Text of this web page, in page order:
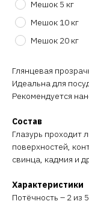
Мешок 5 кг
Мешок 10 кг
Мешок 20 кг
Глянцевая
Идеальна для
Рекомендуется
Состав
Глазурь проходит
поверхностей,
свинца, кадмия и
Характеристики
Потёчность – 2 из